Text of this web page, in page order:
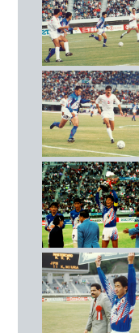
1992.11.6
準決勝 中国
○ 3 - 2
（48’ 福田正博
1992.11.8
決勝 サウジアラ
○ 1 - 0
（36’ 高木琢也）
6 都並 敏史（
7 井原 正巳（
13 阪倉 裕二（
8 福田 正博（
10 ラモス 瑠偉
12 山田 隆裕（
14 北澤 豪（ヴ
15 吉田 光範（
17 森保 一（サ
9 武田 修宏（
11 三浦 知良（